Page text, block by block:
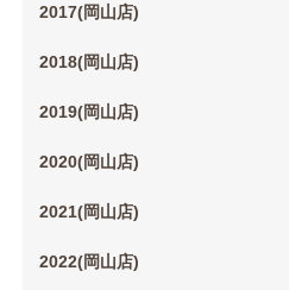
2017(岡山店)
2018(岡山店)
2019(岡山店)
2020(岡山店)
2021(岡山店)
2022(岡山店)